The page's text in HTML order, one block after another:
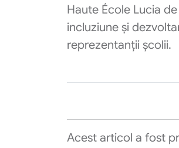
Haute École Lucia
incluziune și
reprezentanții școlii.
Acest articol a fost